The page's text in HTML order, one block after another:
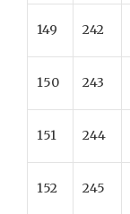
149 242
150 243
151 244
152 245